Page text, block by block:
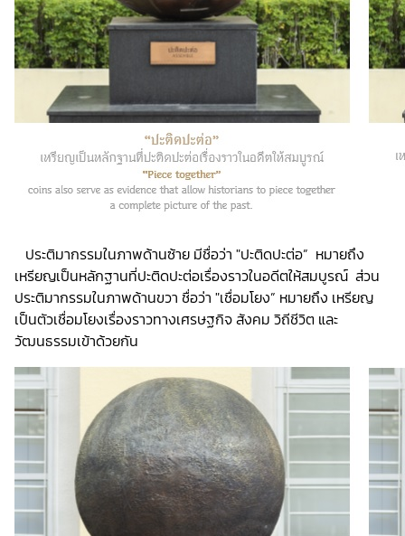
ประติมากรรมในภาพด้านซ้าย มีชื่อว่า "ปะติดปะต่อ” หมายถึง
เหรียญเป็นหลักฐานที่ปะติดปะต่อเรื่องราวในอดีตให้สมบูรณ์ ส่วน
ประติมากรรมในภาพด้านขวา ชื่อว่า "เชื่อมโยง” หมายถึง เหรียญ
เป็นตัวเชื่อมโยงเรื่องราวทางเศรษฐกิจ สังคม วิถีชีวิต และ
วัฒนธรรมเข้าด้วยกัน